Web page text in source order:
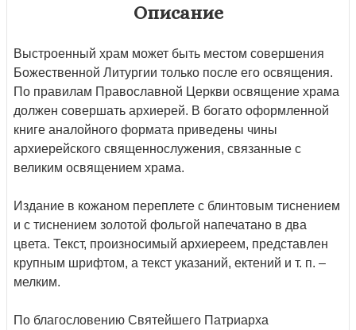
Описание
Выстроенный храм может быть местом совершения
Божественной Литургии только после его освящения.
По правилам Православной Церкви освящение храма
должен совершать архиерей. В богато оформленной
книге аналойного формата приведены чины
архиерейского священнослужения, связанные с
великим освящением храма.
Издание в кожаном переплете с блинтовым тиснением
и с тиснением золотой фольгой напечатано в два
цвета. Текст, произносимый архиереем, представлен
крупным шрифтом, а текст указаний, ектений и т. п. –
мелким.
По благословению Святейшего Патриарха